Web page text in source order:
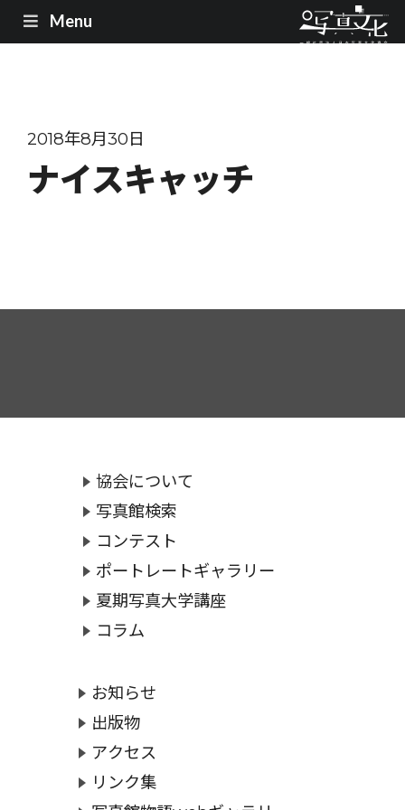
Menu
2018年8月30日
ナイスキャッチ
協会について
写真館検索
コンテスト
ポートレートギャラリー
夏期写真大学講座
コラム
お知らせ
出版物
アクセス
リンク集